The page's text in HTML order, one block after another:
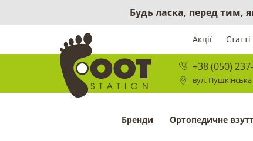
Будь ласка, перед тим,
Акції Статті
+38 (050)
вул.
Бренди Ортопедичне